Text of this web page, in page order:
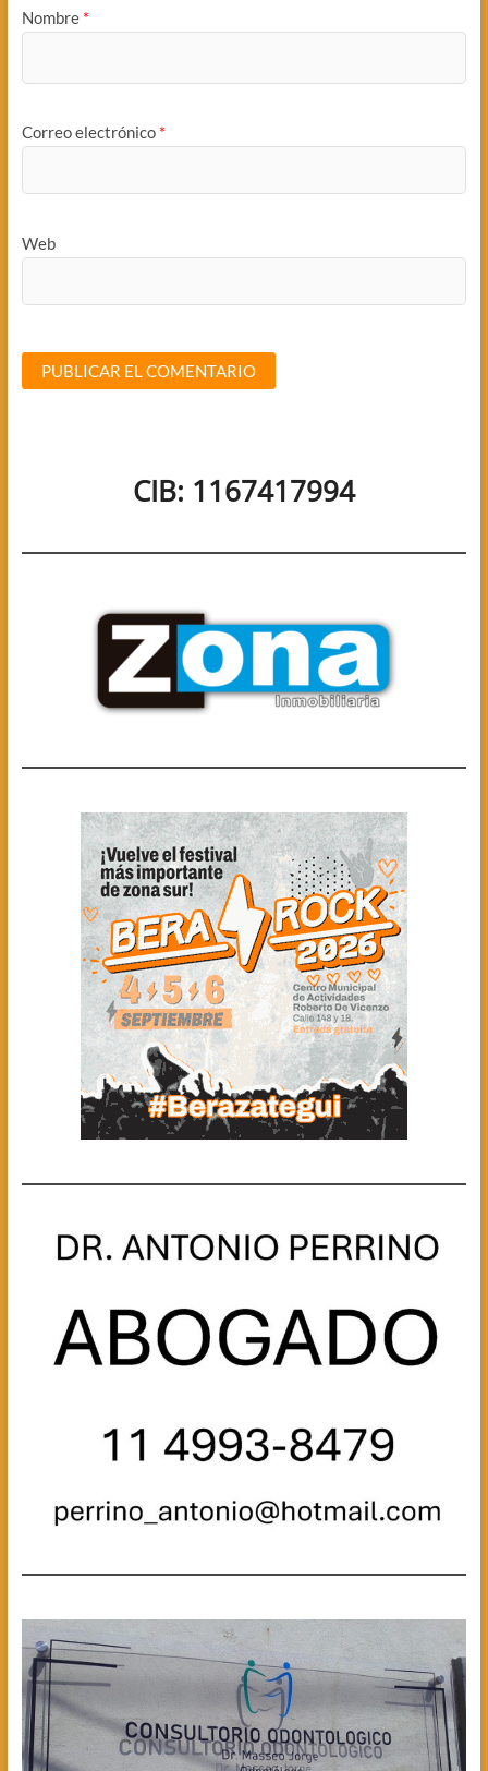
Nombre *
Correo electrónico *
Web
CIB: 1167417994